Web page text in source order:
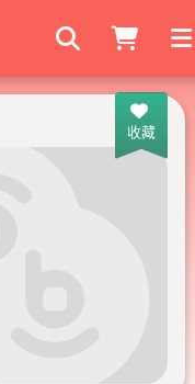
搜尋商家
收藏